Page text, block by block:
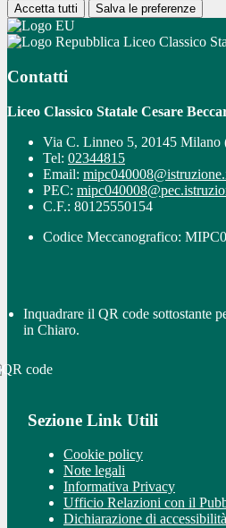
Accetta tutti Salva le preferenze
Liceo Classico
Contatti
Liceo Classico Statale Cesare
Via C. Linneo 5, 20145 Milano
Tel: 02344815
Email:
PEC:
C.F.: 80125550154
Codice Meccanografico:
Inquadrare il QR code sottostante
in Chiaro.
Sezione Link Utili
Cookie policy
Note legali
Informativa Privacy
Ufficio Relazioni con il
Dichiarazione di accessibilità